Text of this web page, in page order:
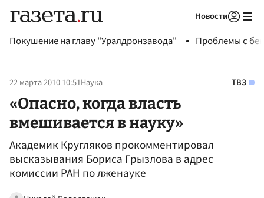
Новости
Покушение на главу "Уралдронзавода" Проблемы с
22 марта 2010 10:51Наука ТВЗ
«Опасно, когда власть
вмешивается в науку»
Академик Кругляков прокомментировал
высказывания Бориса Грызлова в адрес
комиссии РАН по лженауке